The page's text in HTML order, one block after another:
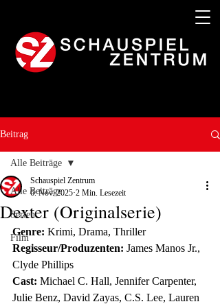
Beitrag
Alle Beiträge
Serien
Film
Alle Beiträge
Dexter (Originalserie)
Schauspiel Zentrum
6. Nov. 2025 2 Min. Lesezeit
Genre: Krimi, Drama, Thriller
Regisseur/Produzenten: James Manos Jr.,
Clyde Phillips
Cast: Michael C. Hall, Jennifer Carpenter,
Julie Benz, David Zayas, C.S. Lee, Lauren